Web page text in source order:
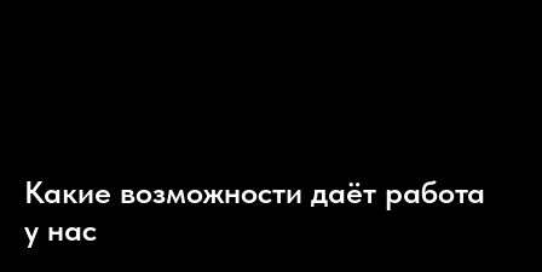
Какие возможности даёт работа
у нас